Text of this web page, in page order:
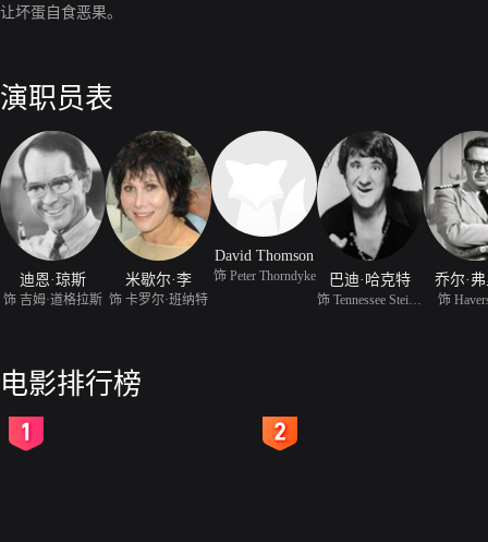
让坏蛋自食恶果。
演职员表
迪恩·琼斯
饰 吉姆·道格拉斯
米歇尔·李
饰 卡罗尔·班纳特
David Thomson
饰 Peter Thorndyke 巴迪·哈克特 乔尔·
饰
电影排行榜